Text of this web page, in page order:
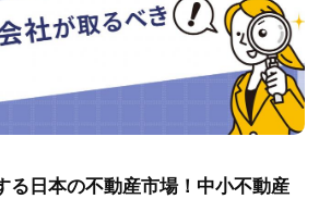
る日本の不動産市場！中小不動産